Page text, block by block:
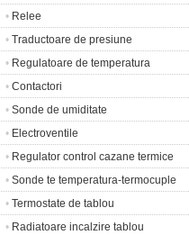
• Relee
• Traductoare de presiune
• Regulatoare de temperatura
• Contactori
• Sonde de umiditate
• Electroventile
• Regulator control cazane termice
• Sonde te temperatura-termocuple
• Termostate de tablou
• Radiatoare incalzire tablou